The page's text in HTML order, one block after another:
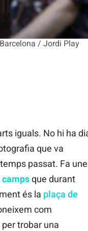
/ Jordi Play
iguals. No hi ha
que va
passat. Fa
campsque durant
és la plaça de
com
per trobar una